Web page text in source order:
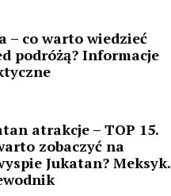
– co warto wiedzieć
podróżą? Informacje
atrakcje – TOP 15.
zobaczyć na
Jukatan? Meksyk.